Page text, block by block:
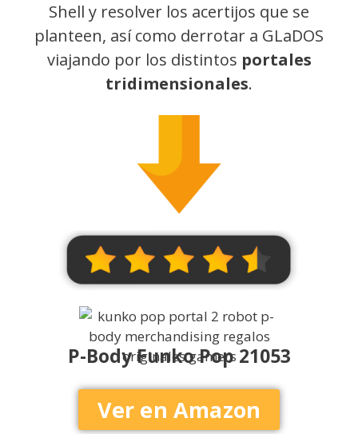
Shell y resolver los acertijos que se
planteen, así como derrotar a GLaDOS
viajando por los distintos portales
tridimensionales.
P-Body Funko Pop 21053
Ver en Amazon